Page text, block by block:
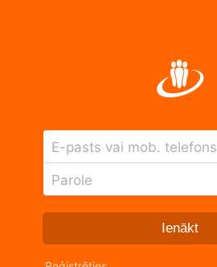
E-pasts vai mob. telefons
Parole
Ienākt